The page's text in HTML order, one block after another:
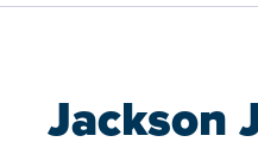
Jackson